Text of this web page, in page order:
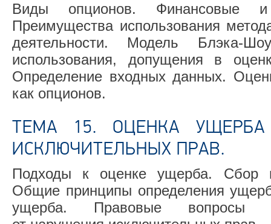
Виды опционов. Финансовые
Преимущества использования
деятельности. Модель Блэка-
использования, допущения в
Определение входных данных.
как опционов.
ТЕМА 15. ОЦЕНКА
ИСКЛЮЧИТЕЛЬНЫХ ПРАВ.
Подходы к оценке ущерба. Сбор
Общие принципы определения
ущерба. Правовые вопросы